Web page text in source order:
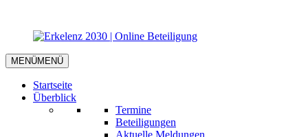
MENÜMENÜ
Startseite
Überblick
Termine
Beteiligungen
Aktuelle Meldungen